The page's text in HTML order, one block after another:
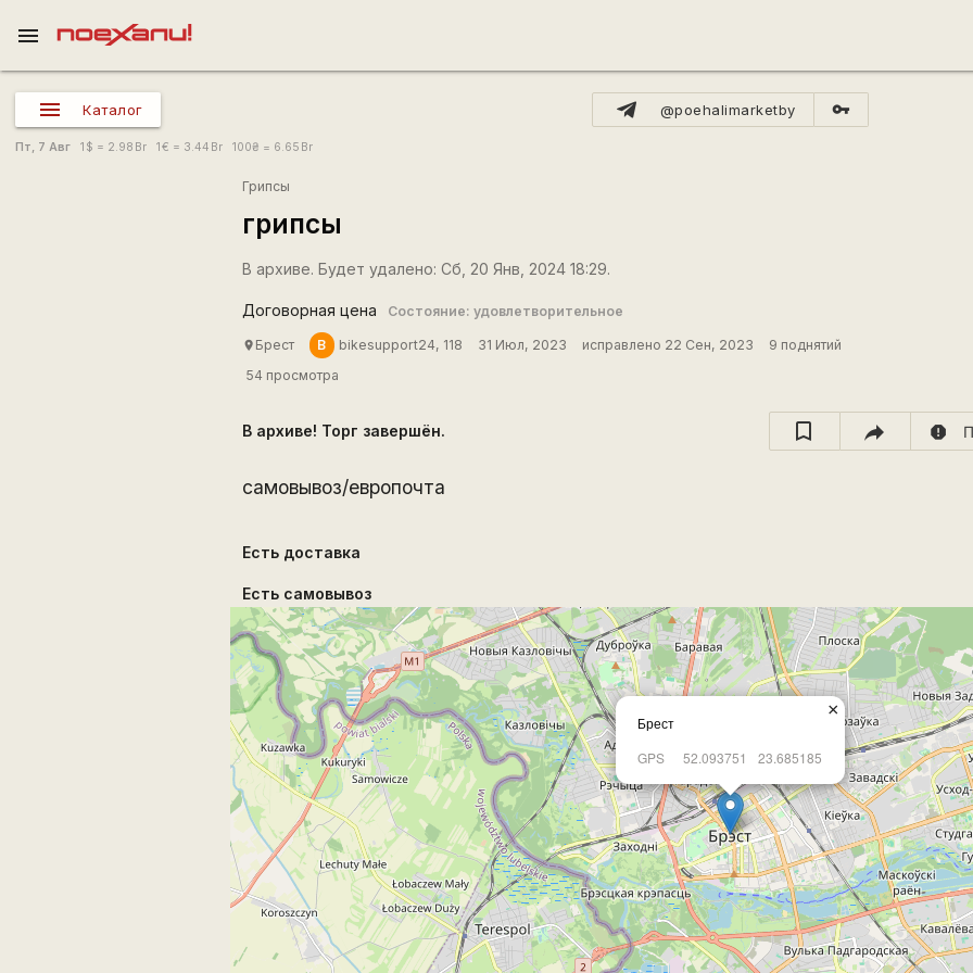
menu
Каталог @poehalimarketby vpn_key
Пт, 7 Авг 1 $ = 2.98 Br 1€ = 3.44 Br 100₴ = 6.65 Br
Грипсы
грипсы
В архиве. Будет удалено: Сб, 20 Янв, 2024 18:29.
Договорная цена Состояние: удовлетворительное
place Брест B bikesupport24, 118 31 Июл, 2023 исправлено 22 Сен, 2023
9 поднятий
54 просмотра
В архиве! Торг завершён. report
самовывоз/европочта
Есть доставка
Есть самовывоз
Брест
GPS
52.093751 23.685185
×